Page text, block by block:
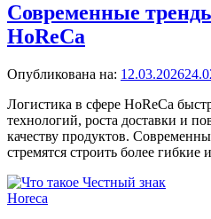
Современные
HoReCa
Опубликована на: 12.03.2026
Логистика в сфере HoReCa
технологий, роста доставки и
качеству продуктов.
стремятся строить более
Horeca